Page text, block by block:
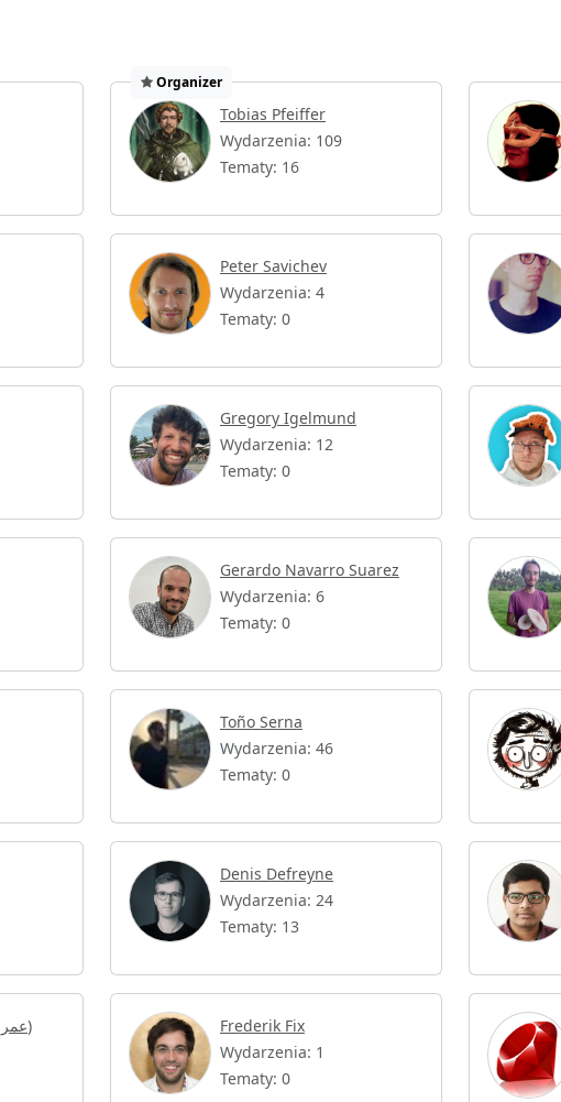
Organizer
Tobias Pfeiffer
Wydarzenia: 109
Tematy: 16
Peter Savichev
Wydarzenia: 4
Tematy: 0
Gregory Igelmund
Wydarzenia: 12
Tematy: 0
Gerardo Navarro Suarez
Wydarzenia: 6
Tematy: 0
Toño Serna
Wydarzenia: 46
Tematy: 0
Denis Defreyne
Wydarzenia: 24
Tematy: 13
Amr Abdelwahab(عمرو)
Frederik Fix
Wydarzenia: 1
Tematy: 0